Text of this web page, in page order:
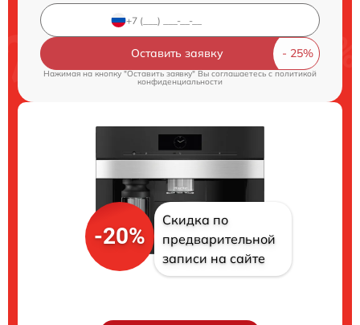
Оставить заявку
Нажимая на кнопку "Оставить заявку" Вы соглашаетесь cполитикой
конфиденциальности
-20%
Скидка по
предварительной
записи на сайте